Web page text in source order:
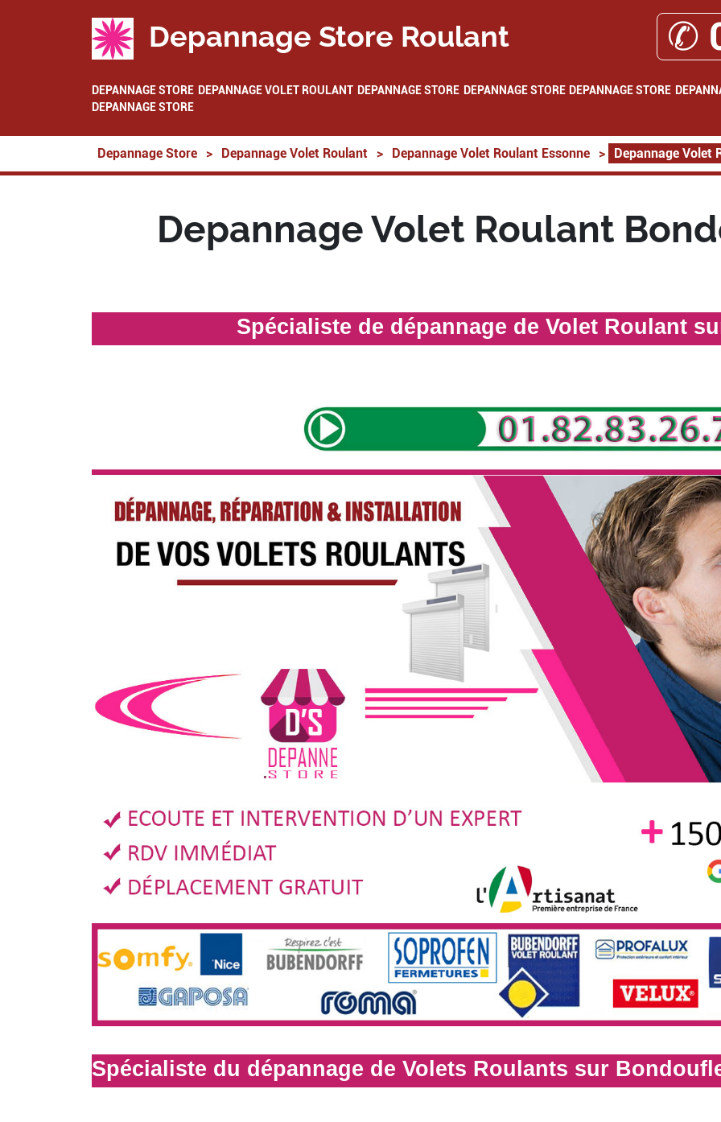
Depannage Store Roulant ✆
DEPANNAGE STORE DEPANNAGE VOLET ROULANT DEPANNAGE STORE DEPANNAGE STORE DEPANNAGE STORE
DEPANNAGE STORE
Depannage Store > Depannage Volet Roulant > Depannage Volet Roulant Essonne > Depannage Volet
Depannage Volet Roulant
Spécialiste de dépannage de Volet Roulant
Spécialiste du dépannage de Volets Roulants sur